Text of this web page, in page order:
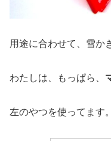
用途に合わせて、雪か
わたしは、もっぱら、
左のやつを使ってます。